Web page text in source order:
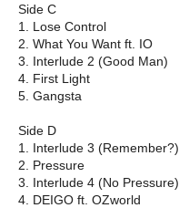
Side C
1. Lose Control
2. What You Want ft. IO
3. Interlude 2 (Good Man)
4. First Light
5. Gangsta
Side D
1. Interlude 3 (Remember?)
2. Pressure
3. Interlude 4 (No Pressure)
4. DEIGO ft. OZworld